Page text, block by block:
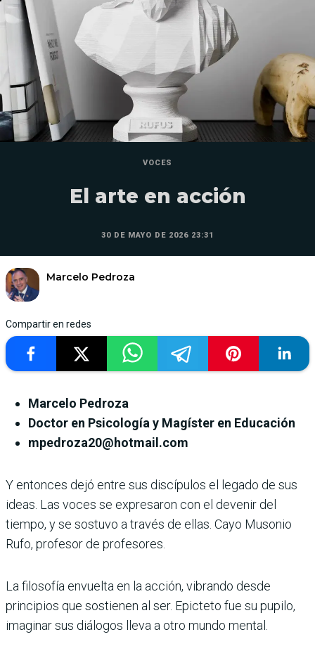
VOCES
El arte en acción
30 DE MAYO DE 2026 23:31
Marcelo Pedroza
Compartir en redes
Marcelo Pedroza
Doctor en Psicología y Magíster en Educación
mpedroza20@hotmail.com
Y entonces dejó entre sus discípulos el legado de sus
ideas. Las voces se expresaron con el devenir del
tiempo, y se sostuvo a través de ellas. Cayo Musonio
Rufo, profesor de profesores.
La filosofía envuelta en la acción, vibrando desde
principios que sostienen al ser. Epicteto fue su pupilo,
imaginar sus diálogos lleva a otro mundo mental.